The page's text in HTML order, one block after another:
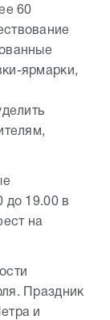
60
ярмарки,
до 19.00 в
на
Праздник
и